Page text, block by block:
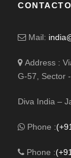
CONTACTO
Mail:
Address :
G-57, Sector
Diva India –
Phone :
Phone :